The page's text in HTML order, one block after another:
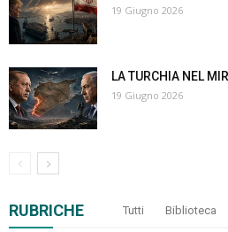
19 Giugno 2026
LA TURCHIA NEL
19 Giugno 2026
RUBRICHE Tutti Biblioteca